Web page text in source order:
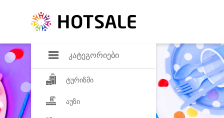
კატეგორიები
ტურიზმი
აუზი